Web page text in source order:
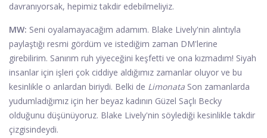
davranıyorsak, hepimiz takdir edebilmeliyiz.
MW: Seni oyalamayacağım adamım. Blake Lively'nin alıntıyla
paylaştığı resmi gördüm ve istediğim zaman DM'lerine
girebilirim. Sanırım ruh yiyeceğini keşfetti ve ona kızmadım! Siyah
insanlar için işleri çok ciddiye aldığımız zamanlar oluyor ve bu
kesinlikle o anlardan biriydi. Belki de Limonata Son zamanlarda
yudumladığımız için her beyaz kadının Güzel Saçlı Becky
olduğunu düşünüyoruz. Blake Lively'nin söylediği kesinlikle takdir
çizgisindeydi.